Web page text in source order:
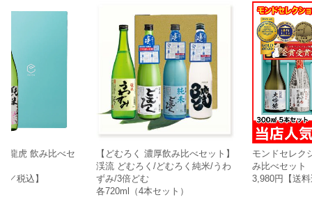
龍虎 飲み比べセ
／税込】
【どむろく 濃厚飲み比べセット】
渓流 どむろく/どむろく純米/うわ
ずみ/3倍どむ
各720ml（4本セット）
モンドセレク
み比べセット
3,980円【送